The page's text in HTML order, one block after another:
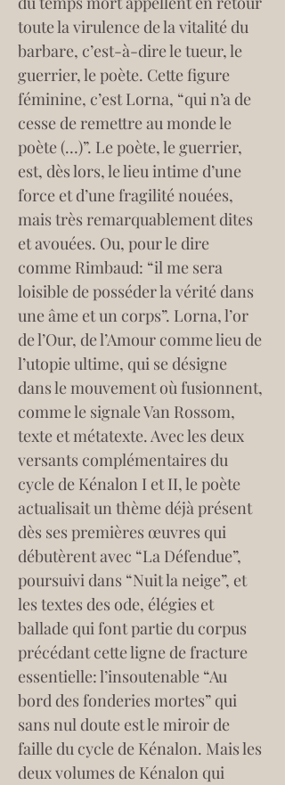
toute la virulence de la vitalité du
barbare, c’est-à-dire le tueur, le
guerrier, le poète. Cette figure
féminine, c’est Lorna, “qui n’a de
cesse de remettre au monde le
poète (…)”. Le poète, le guerrier,
est, dès lors, le lieu intime d’une
force et d’une fragilité nouées,
mais très remarquablement dites
et avouées. Ou, pour le dire
comme Rimbaud: “il me sera
loisible de posséder la vérité dans
une âme et un corps”. Lorna, l’or
de l’Our, de l’Amour comme lieu de
l’utopie ultime, qui se désigne
dans le mouvement où fusionnent,
comme le signale Van Rossom,
texte et métatexte. Avec les deux
versants complémentaires du
cycle de Kénalon I et II, le poète
actualisait un thème déjà présent
dès ses premières œuvres qui
débutèrent avec “La Défendue”,
poursuivi dans “Nuit la neige”, et
les textes des ode, élégies et
ballade qui font partie du corpus
précédant cette ligne de fracture
essentielle: l’insoutenable “Au
bord des fonderies mortes” qui
sans nul doute est le miroir de
faille du cycle de Kénalon. Mais les
deux volumes de Kénalon qui